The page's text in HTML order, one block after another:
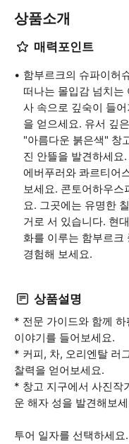
상품소개
매력포인트
함부르크의 슈파이허
떠나는 몰입감 넘치는
사 속으로 깊숙이 들
을 얻으세요. 유서 깊
"아름다운 붉은색" 창
진 안뜰을 발견하세요
에버푸러와 콰르티어
보세요. 콘토어하우스
요. 그곳에는 유명한
거로 서 있습니다. 현
화를 이루는 함부르크
경험해 보세요.
상품설명
* 전문 가이드와 함께
이야기를 들어보세요.
* 커피, 차, 오리엔탈 러
찰력을 얻어보세요.
* 창고 지구에서 사진작
운 해자 성을 발견해보
투어 일자를 선택하세요.